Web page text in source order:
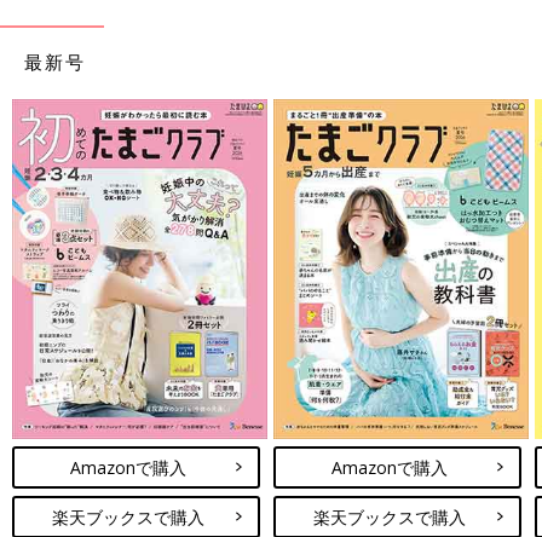
最新号
Amazonで購入
楽天ブックスで購入
Amazonで購入
楽天ブックスで購入